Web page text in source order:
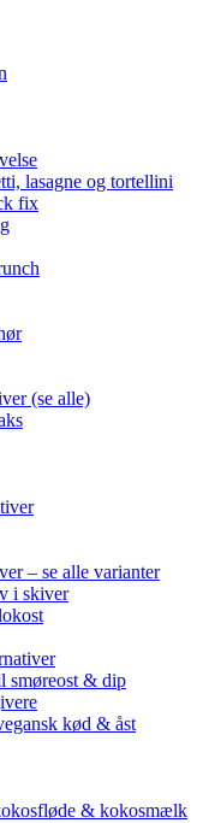
lasagne og tortellini
fix
(se alle)
– se alle varianter
i skiver
smøreost & dip
kød & åst
& kokosmælk